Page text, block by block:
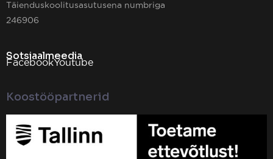
Täienduskoolitusasutusena numbriga
246906
Sotsiaalmeedia
FacebookYoutube
Koostööpartnerid